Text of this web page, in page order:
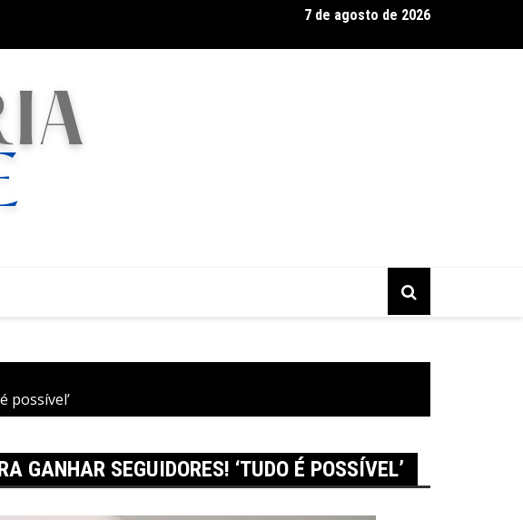
Hot Wheels Monster Trucks Live™ confirma Belo Horizonte na turnê
7 de agosto de 2026
possível’
GANHAR SEGUIDORES! ‘TUDO É POSSÍVEL’